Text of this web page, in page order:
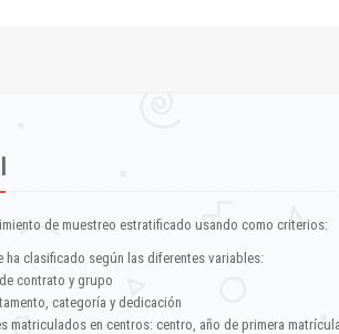
de muestreo estratificado usando como criterios:
ha clasificado según las diferentes variables:
contrato y grupo
categoría y dedicación
matriculados en centros: centro, año de primera